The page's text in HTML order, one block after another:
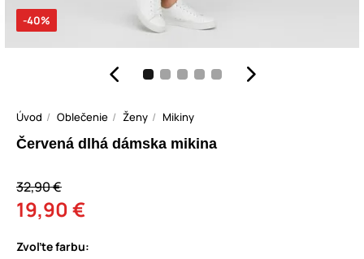
-40%
Úvod Oblečenie Ženy Mikiny
Červená dlhá dámska mikina
32,90 €
19,90 €
Zvoľte farbu: